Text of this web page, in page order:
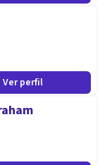
Ver perfil